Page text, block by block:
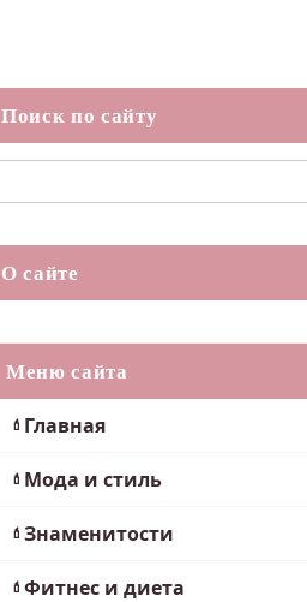
Поиск по сайту
О сайте
Меню сайта
Главная
Мода и стиль
Знаменитости
Фитнес и диета